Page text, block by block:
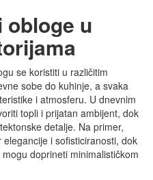
obloge u
se koristiti u različitim
sobe do kuhinje, a svaka
i atmosferu. U dnevnim
topli i prijatan ambijent, dok
detalje. Na primer,
i sofisticiranosti, dok
doprineti minimalističkom